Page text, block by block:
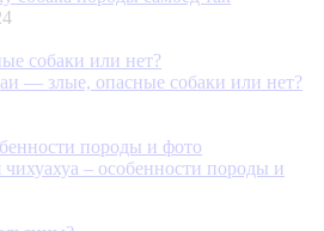
— злые, опасные собаки или нет?
чихуахуа – особенности породы и